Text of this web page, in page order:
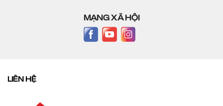
MẠNG XÃ HỘI
LIÊN HỆ